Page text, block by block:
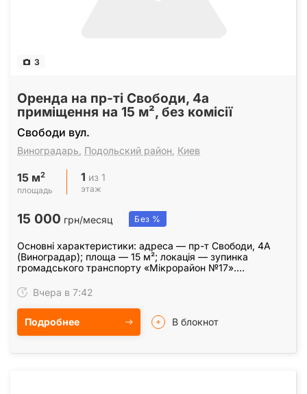
3
Оренда на пр-ті Свободи, 4а
приміщення на 15 м², без комісії
Свободи вул.
Виноградарь Подольский район Киев
15 м2
площадь
1 из 1
этаж
15 000 грн/месяц Без %
Основні характеристики: адреса — пр-т Свободи, 4А
(Виноградар); площа — 15 м²; локація — зупинка
громадського транспорту «Мікрорайон №17».
м² у…Вчера в 7:42
Подробнее В блокнот